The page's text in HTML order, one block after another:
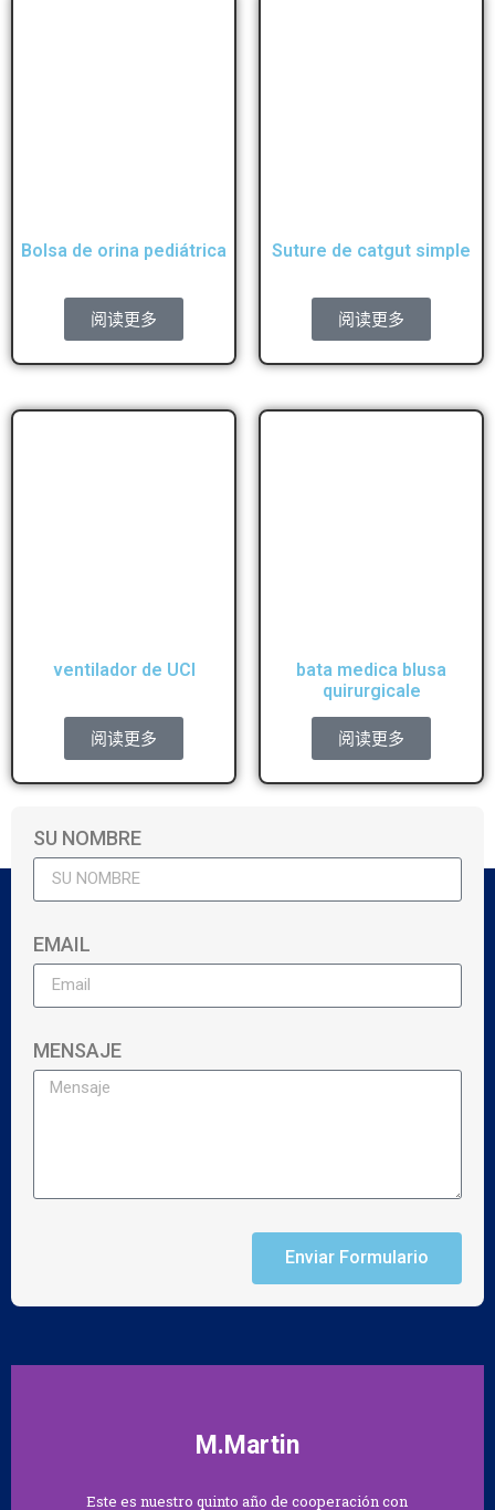
Bolsa de orina pediátrica
阅读更多
Suture de catgut simple
阅读更多
ventilador de UCI
阅读更多
bata medica blusa
quirurgicale
阅读更多
SU NOMBRE
EMAIL
MENSAJE
Enviar Formulario
M.Martin
Este es nuestro quinto año de cooperación con